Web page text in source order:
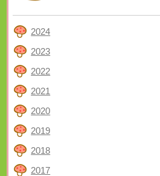
2024
2023
2022
2021
2020
2019
2018
2017